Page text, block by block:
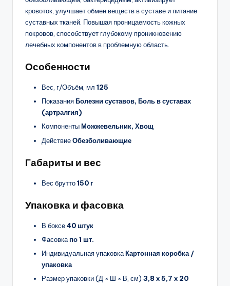
кровоток, улучшает обмен веществ в суставе и питание
суставных тканей. Повышая проницаемость кожных
покровов, способствует глубокому проникновению
лечебных компонентов в проблемную область.
Особенности
Вес, г/Объём, мл 125
ПоказанияБолезни суставов, Боль в суставах
(артралгия)
КомпонентыМожжевельник, Хвощ
ДействиеОбезболивающие
Габариты и вес
Вес брутто150 г
Упаковка и фасовка
В боксе40 штук
Фасовкапо 1 шт.
Индивидуальная упаковкаКартонная коробка /
упаковка
Размер упаковки (Д × Ш × В, см) 3,8 х 5,7 х 20